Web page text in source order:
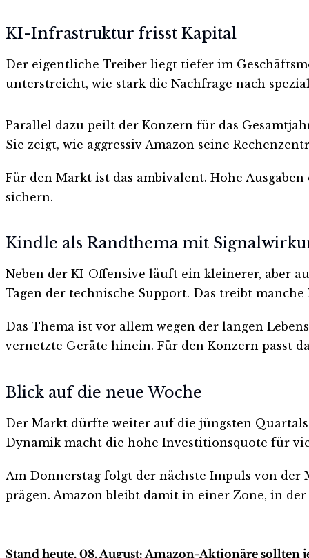
KI-Infrastruktur frisst Kapital
Der eigentliche Treiber liegt tiefer im
unterstreicht, wie stark die Nachfrage nach
Parallel dazu peilt der Konzern für das
Sie zeigt, wie aggressiv Amazon seine
Für den Markt ist das ambivalent. Hohe
sichern.
Kindle als Randthema mit
Neben der KI-Offensive läuft ein kleinerer, aber
Tagen der technische Support. Das treibt
Das Thema ist vor allem wegen der langen
vernetzte Geräte hinein. Für den Konzern passt
Blick auf die neue Woche
Der Markt dürfte weiter auf die jüngsten
Dynamik macht die hohe Investitionsquote für
Am Donnerstag folgt der nächste Impuls von der
prägen. Amazon bleibt damit in einer Zone, in
Stand heute, 08. August: Amazon-Aktionäre sollten